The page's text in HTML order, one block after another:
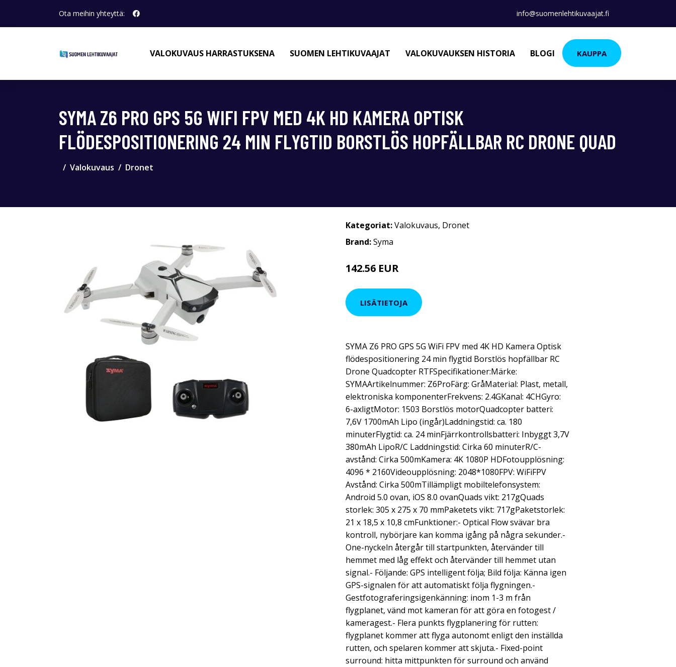
Ota meihin yhteyttä: info@suomenlehtikuvaajat.fi
VALOKUVAUS HARRASTUKSENA SUOMEN LEHTIKUVAAJAT VALOKUVAUKSEN HISTORIA BLOGI KAUPPA
SYMA Z6 PRO GPS 5G WIFI FPV MED 4K HD KAMERA OPTISK
FLÖDESPOSITIONERING 24 MIN FLYGTID BORSTLÖS HOPFÄLLBAR RC DRONE QUAD
Valokuvaus Dronet
Kategoriat:Valokuvaus, Dronet
Brand:Syma
142.56 EUR
LISÄTIETOJA
SYMA Z6 PRO GPS 5G WiFi FPV med 4K HD Kamera Optisk
flödespositionering 24 min flygtid Borstlös hopfällbar RC
Drone Quadcopter RTFSpecifikationer:Märke:
SYMAArtikelnummer: Z6ProFärg: GråMaterial: Plast, metall,
elektroniska komponenterFrekvens: 2.4GKanal: 4CHGyro:
6-axligtMotor: 1503 Borstlös motorQuadcopter batteri:
7,6V 1700mAh Lipo (ingår)Laddningstid: ca. 180
minuterFlygtid: ca. 24 minFjärrkontrollsbatteri: Inbyggt 3,7V
380mAh LipoR/C Laddningstid: Cirka 60 minuterR/C-
avstånd: Cirka 500mKamera: 4K 1080P HDFotoupplösning:
4096 * 2160Videoupplösning: 2048*1080FPV: WiFiFPV
Avstånd: Cirka 500mTillämpligt mobiltelefonsystem:
Android 5.0 ovan, iOS 8.0 ovanQuads vikt: 217gQuads
storlek: 305 x 275 x 70 mmPaketets vikt: 717gPaketstorlek:
21 x 18,5 x 10,8 cmFunktioner:- Optical Flow svävar bra
kontroll, nybörjare kan komma igång på några sekunder.-
One-nyckeln återgår till startpunkten, återvänder till
hemmet med låg effekt och återvänder till hemmet utan
signal.- Följande: GPS intelligent följa; Bild följa: Känna igen
GPS-signalen för att automatiskt följa flygningen.-
Gestfotograferingsigenkänning: inom 1-3 m från
flygplanet, vänd mot kameran för att göra en fotogest /
kameragest.- Flera punkts flygplanering för rutten:
flygplanet kommer att flyga autonomt enligt den inställda
rutten, och spelaren kommer att skjuta.- Fixed-point
surround: hitta mittpunkten för surround och använd